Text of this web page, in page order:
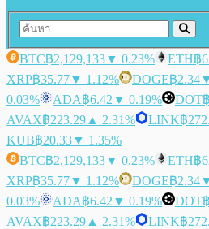
BTC฿2,129,133▼ 0.23% ETH฿
XRP฿35.77▼ 1.12% DOGE฿2.34
0.03%
ADA฿6.42 ▼ 0.19% DOT
AVAX฿223.29 ▲ 2.31% LINK฿
KUB฿20.33▼ 1.35%
BTC฿2,129,133▼ 0.23% ETH฿
XRP฿35.77▼ 1.12% DOGE฿2.34
0.03%
ADA฿6.42 ▼ 0.19% DOT
AVAX฿223.29 ▲ 2.31% LINK฿